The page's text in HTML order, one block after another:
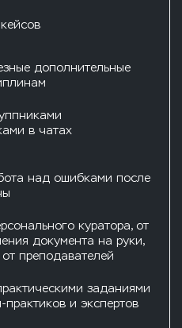
в чатах
документа на руки,
преподавателей
практиков и экспертов